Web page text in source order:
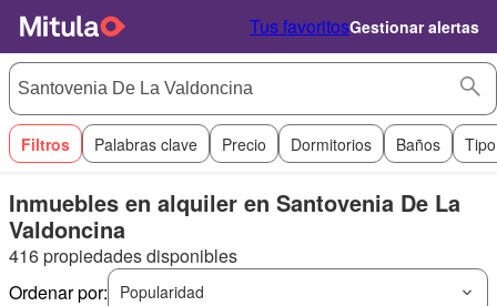
Tus favoritosGestionar alertas
Filtros Palabras clave Precio Dormitorios Baños
Inmuebles en alquiler en Santovenia De La
Valdoncina
416 propiedades disponibles
Ordenar por:
Popularidad